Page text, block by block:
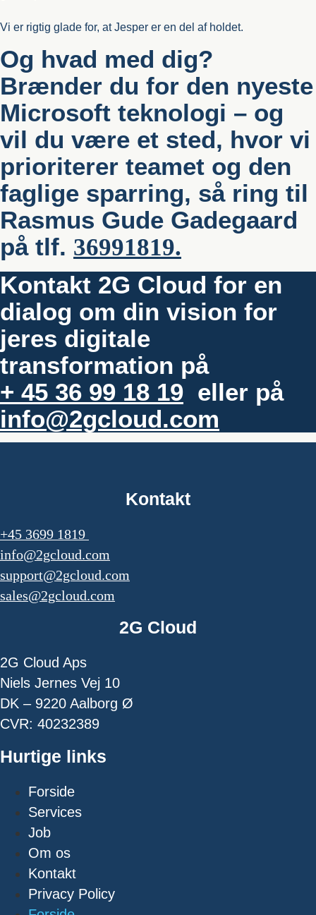
Vi er rigtig glade for, at Jesper er en del af holdet.
Og hvad med dig?
Brænder du for den nyeste
Microsoft teknologi – og
vil du være et sted, hvor vi
prioriterer teamet og den
faglige sparring, så ring til
Rasmus Gude Gadegaard
på tlf. 36991819.
Kontakt 2G Cloud for en
dialog om din vision for
jeres digitale
transformation på
+ 45 36 99 18 19 eller på
info@2gcloud.com
Kontakt
+45 3699 1819
info@2gcloud.com
support@2gcloud.com
sales@2gcloud.com
2G Cloud
2G Cloud Aps
Niels Jernes Vej 10
DK – 9220 Aalborg Ø
CVR: 40232389
Hurtige links
Forside
Services
Job
Om os
Kontakt
Privacy Policy